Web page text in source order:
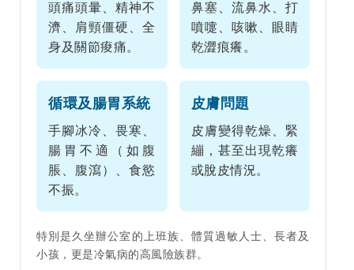
頭痛頭暈、精神不
濟、肩頸僵硬、全
身及關節痠痛。
鼻塞、流鼻水、打
噴嚏、咳嗽、眼睛
乾澀痕癢。
循環及腸胃系統
手腳冰冷、畏寒、
腸胃不適（如腹
脹、腹瀉）、食慾
不振。
皮膚問題
皮膚變得乾燥、緊
繃，甚至出現乾癢
或脫皮情況。
特別是久坐辦公室的上班族、體質過敏人士、長者及
小孩，更是冷氣病的高風險族群。